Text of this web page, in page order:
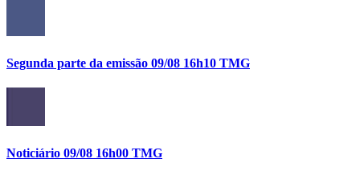
Segunda parte da emissão 09/08 16h10 TMG
Noticiário 09/08 16h00 TMG